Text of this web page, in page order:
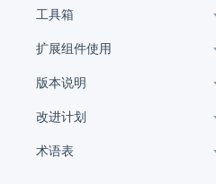
工具箱
扩展组件使用
版本说明
改进计划
术语表